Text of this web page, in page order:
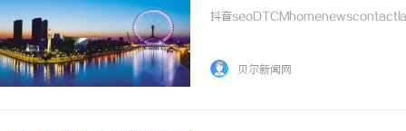
抖音
贝尔新闻网